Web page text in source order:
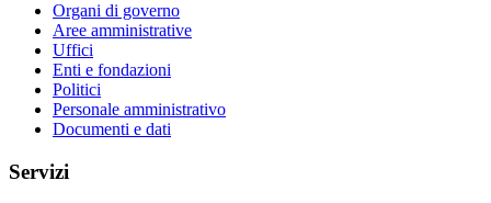
Organi di governo
Aree amministrative
Uffici
Enti e fondazioni
Politici
Personale amministrativo
Documenti e dati
Servizi